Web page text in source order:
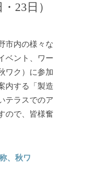
23日）
市内の様々な
ベント、ワー
ワク）に参加
内する「製造
テラスでのア
ので、皆様奮
、秋ワ